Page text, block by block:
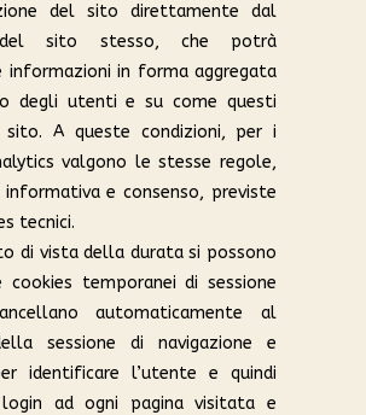
del sito direttamente dal
sito stesso, che potrà
informazioni in forma aggregata
degli utenti e su come questi
A queste condizioni, per i
valgono le stesse regole,
e consenso, previste
tecnici.
di vista della durata si possono
cookies temporanei di sessione
automaticamente al
sessione di navigazione e
identificare l’utente e quindi
ad ogni pagina visitata e